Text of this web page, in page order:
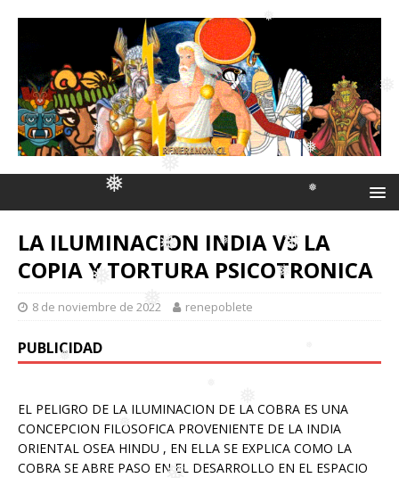
❅
❅
❅ ❅
❅
❅
❅
❅
❅
❅
❅
❅
❅ ❅
❅
❅
❅
LA ILUMINACION INDIA VS LA
COPIA Y TORTURA PSICOTRONICA
8 de noviembre de 2022 renepoblete
PUBLICIDAD
EL PELIGRO DE LA ILUMINACION DE LA COBRA ES UNA
CONCEPCION FILOSOFICA PROVENIENTE DE LA INDIA
ORIENTAL OSEA HINDU , EN ELLA SE EXPLICA COMO LA
COBRA SE ABRE PASO EN EL DESARROLLO EN EL ESPACIO